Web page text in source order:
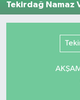
Tekirdağ Namaz
Trafik Durumu
Süper Lig
Tüm